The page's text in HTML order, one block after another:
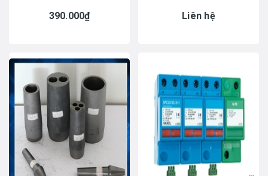
390.000₫ Liên hệ